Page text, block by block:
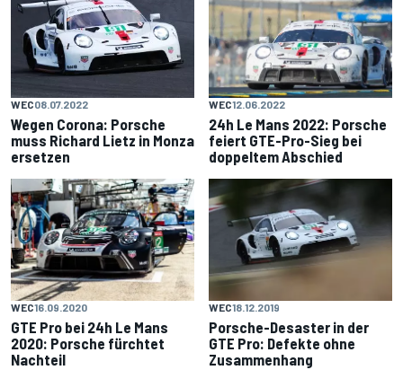
WEC08.07.2022
Wegen Corona: Porsche
muss Richard Lietz in Monza
ersetzen
WEC12.06.2022
24h Le Mans 2022: Porsche
feiert GTE-Pro-Sieg bei
doppeltem Abschied
WEC16.09.2020
GTE Pro bei 24h Le Mans
2020: Porsche fürchtet
Nachteil
WEC18.12.2019
Porsche-Desaster in der
GTE Pro: Defekte ohne
Zusammenhang